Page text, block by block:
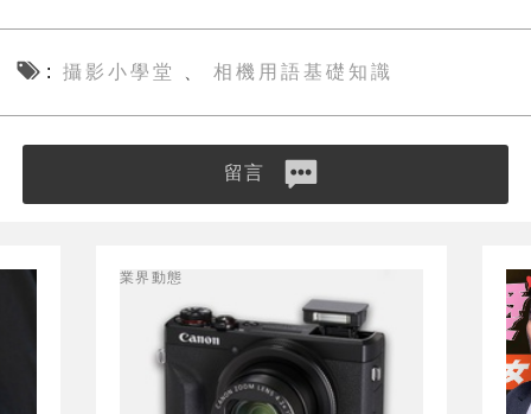
攝影小學堂 、 相機用語基礎知識
留言
業界動態